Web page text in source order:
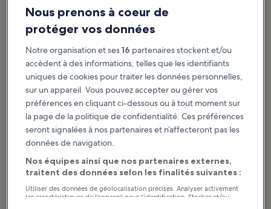
Articles à la une et divertissement
Whitby est bien plus qu’une simple station balnéaire à l’anglaise, et
ce grâce à son histoire et à sa culture uniques. Son rôle important
dans le roman Dracula a en effet fait d’elle la capitale gothique du
Royaume-Uni, attirant des foules vêtues de noir deux fois par an
lors du Whitby Goth Weekend. Mais les attractions sombres et
quelque peu morbides ne s’arrêtent pas là. Au musée local, vous
pourrez ainsi découvrir, entre autres choses, une...Afficher plus
d’infos
Nous prenons à coeur de
protéger vos données
Notre organisation et ses16 partenaires stockent et/ou
accèdent à des informations, telles que les identifiants
uniques de cookies pour traiter les données personnelles,
sur un appareil. Vous pouvez accepter ou gérer vos
préférences en cliquant ci-dessous ou à tout moment sur
la page de la politique de confidentialité. Ces préférences
seront signalées à nos partenaires et n’affecteront pas les
données de navigation.
Nos équipes ainsi que nos partenaires externes,
traitent des données selon les finalités suivantes :
Utiliser des données de géolocalisation précises. Analyser activement
les caractéristiques de l’appareil pour l’identification. Stocker et/ou